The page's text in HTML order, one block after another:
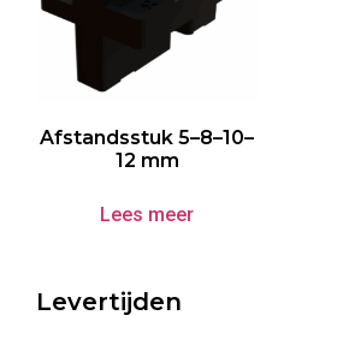
Afstandsstuk 5–8–10–
12 mm
Lees meer
Levertijden